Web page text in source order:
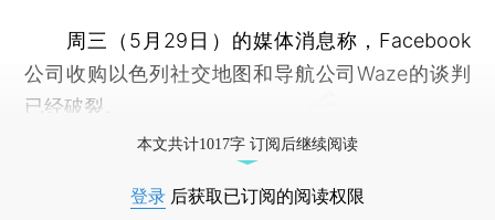
周三（5月29日）的媒体消息称，Facebook
公司收购以色列社交地图和导航公司Waze的谈判
已经破裂。
本文共计1017字 订阅后继续阅读
登录 后获取已订阅的阅读权限